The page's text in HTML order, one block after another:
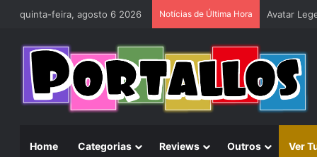
quinta-feira, agosto 6 2026 Notícias de Última Hora
Home Categorias Reviews Outros Ver